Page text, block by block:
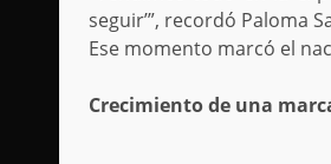
seguir’”, recordó Paloma
Ese momento marcó el
Crecimiento de una